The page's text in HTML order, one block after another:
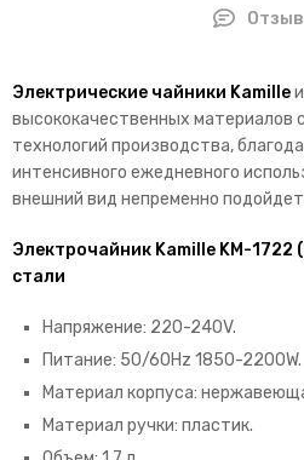
Электрические чайники Kamille
высококачественных материалов
технологий производства,
интенсивного ежедневного
внешний вид непременно
Электрочайник Kamille KM-
стали
Напряжение: 220-240V.
Питание: 50/60Hz 1850-2200W.
Материал корпуса:
Материал ручки: пластик.